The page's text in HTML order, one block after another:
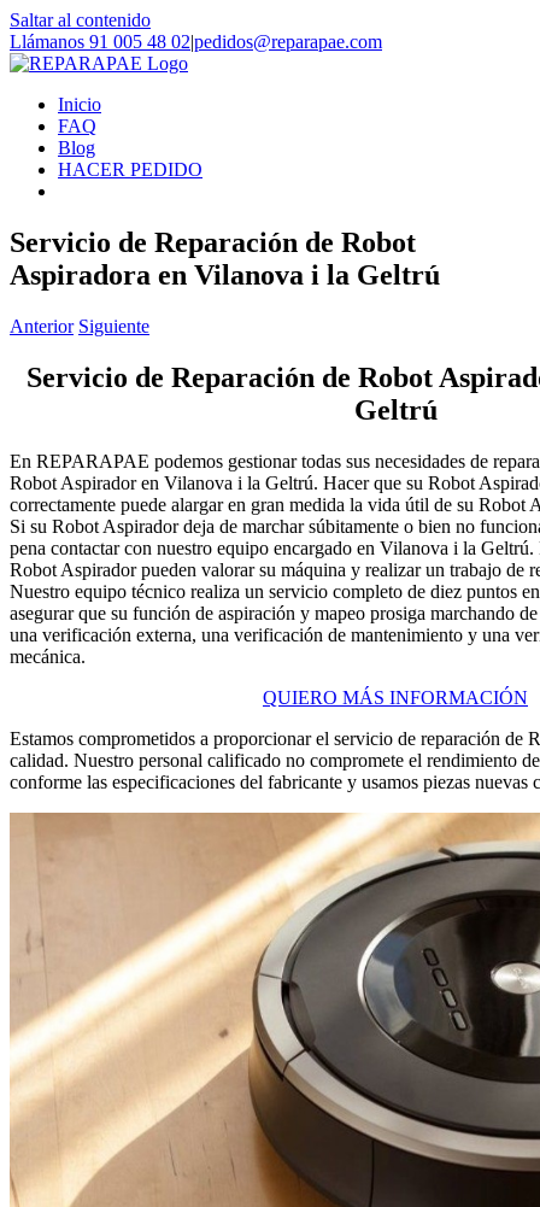
Saltar al contenido
Llámanos 91 005 48 02|pedidos@reparapae.com
Inicio
FAQ
Blog
HACER PEDIDO
Servicio de Reparación de Robot
Aspiradora en Vilanova i la Geltrú
Anterior Siguiente
Servicio de Reparación de Robot
Geltrú
En REPARAPAE podemos gestionar todas sus necesidades de
Robot Aspirador en Vilanova i la Geltrú. Hacer que su Robot
correctamente puede alargar en gran medida la vida útil de su Robot
Si su Robot Aspirador deja de marchar súbitamente o bien no
pena contactar con nuestro equipo encargado en Vilanova i la Geltrú.
Robot Aspirador pueden valorar su máquina y realizar un trabajo de
Nuestro equipo técnico realiza un servicio completo de diez puntos
asegurar que su función de aspiración y mapeo prosiga marchando
una verificación externa, una verificación de mantenimiento y una
mecánica.
QUIERO MÁS INFORMACIÓN
Estamos comprometidos a proporcionar el servicio de reparación de
calidad. Nuestro personal calificado no compromete el rendimiento
conforme las especificaciones del fabricante y usamos piezas nuevas